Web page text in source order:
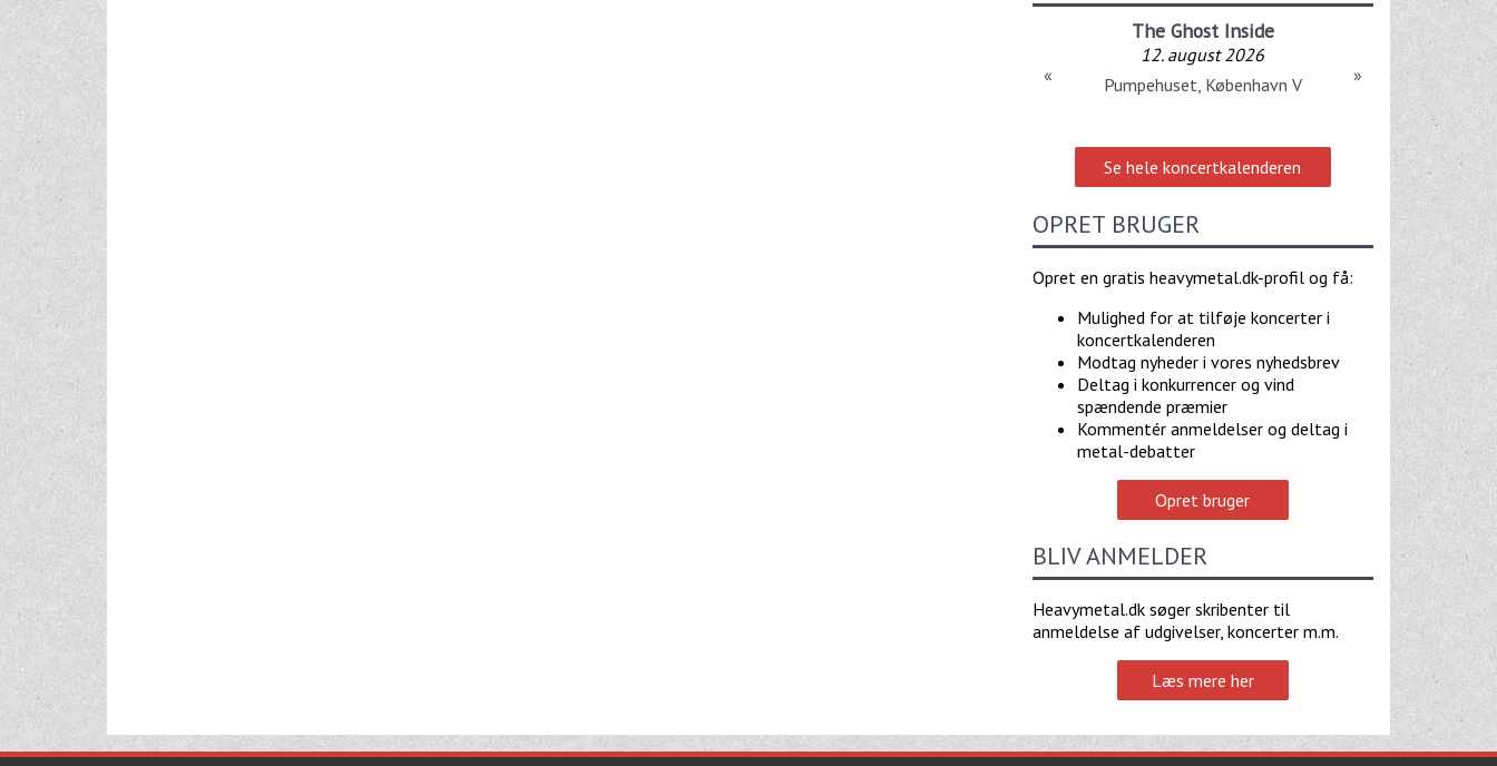
The Ghost Inside
12. august 2026
Pumpehuset, København V
« »
Se hele koncertkalenderen
OPRET BRUGER
Opret en gratis heavymetal.dk-profil og få:
Mulighed for at tilføje koncerter i
koncertkalenderen
Modtag nyheder i vores nyhedsbrev
Deltag i konkurrencer og vind
spændende præmier
Kommentér anmeldelser og deltag i
metal-debatter
Opret bruger
BLIV ANMELDER
Heavymetal.dk søger skribenter til
anmeldelse af udgivelser, koncerter m.m.
Læs mere her